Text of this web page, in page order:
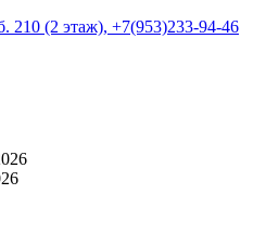
210 (2 этаж), +7(953)233-94-46